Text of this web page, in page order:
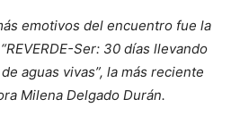
emotivos del encuentro fue la
Ser: 30 días llevando
aguas vivas”, la más reciente
Milena Delgado Durán.